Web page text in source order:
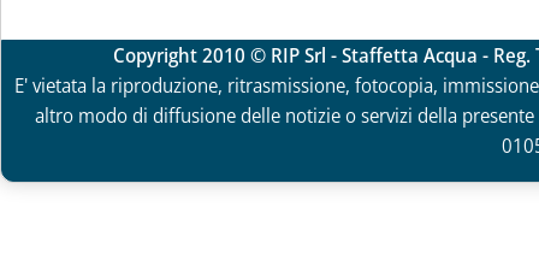
Copyright 2010 © RIP Srl - Staffetta Acqua -
E' vietata la riproduzione, ritrasmissione, fotocopia,
altro modo di diffusione delle notizie o servizi della